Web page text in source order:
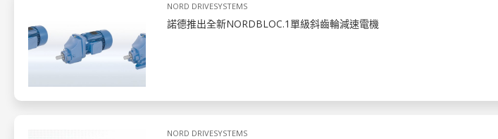
NORD DRIVESYSTEMS
諾德推出全新NORDBLOC.1單級斜齒輪減速電機
NORD DRIVESYSTEMS